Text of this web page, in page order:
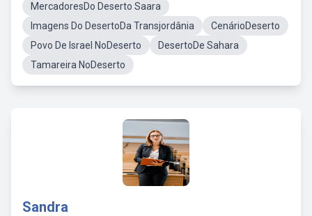
MercadoresDo Deserto Saara
Imagens Do DesertoDa Transjordânia
CenárioDeserto
Povo De Israel NoDeserto
DesertoDe Sahara
Tamareira NoDeserto
Sandra